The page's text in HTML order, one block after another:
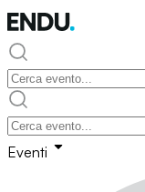
Eventi